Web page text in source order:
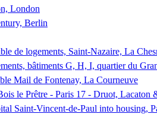
London
Berlin
de logements, Saint-Nazaire, La
bâtiments G, H, I, quartier du
Mail de Fontenay, La Courneuve
le Prêtre - Paris 17 - Druot, Lacaton
Saint-Vincent-de-Paul into housing,